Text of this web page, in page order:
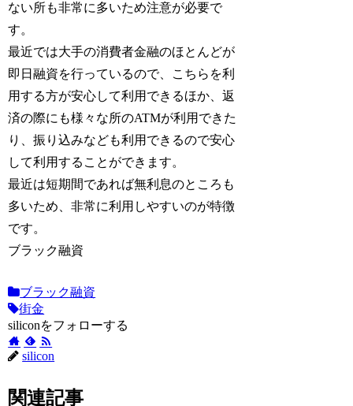
ない所も非常に多いため注意が必要で
す。
最近では大手の消費者金融のほとんどが
即日融資を行っているので、こちらを利
用する方が安心して利用できるほか、返
済の際にも様々な所のATMが利用できた
り、振り込みなども利用できるので安心
して利用することができます。
最近は短期間であれば無利息のところも
多いため、非常に利用しやすいのが特徴
です。
ブラック融資
ブラック融資
街金
siliconをフォローする
silicon
関連記事